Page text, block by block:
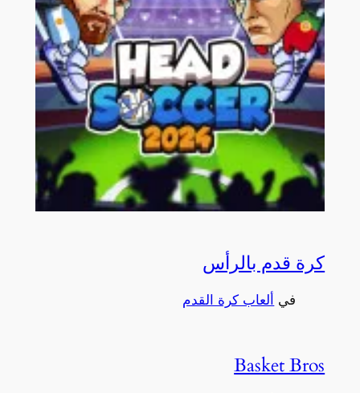
كرة قدم بالرأس
في ألعاب كرة القدم
Basket Bros